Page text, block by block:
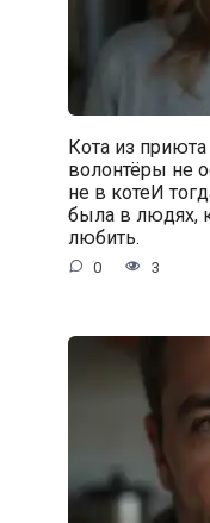
Кота из
волонтёры не
не в котеИ
была в людях,
любить.
0 3